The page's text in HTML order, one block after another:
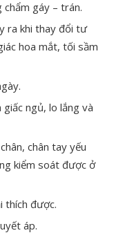
gáy – trán.
ra khi thay đổi tư
hoa mắt, tối sầm
ngủ, lo lắng và
chân tay yếu
kiểm soát được ở
thích được.
áp.